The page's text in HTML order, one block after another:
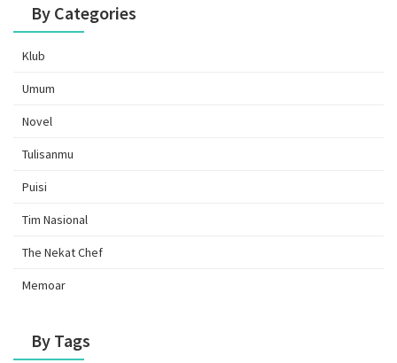
By Categories
Klub
Umum
Novel
Tulisanmu
Puisi
Tim Nasional
The Nekat Chef
Memoar
By Tags